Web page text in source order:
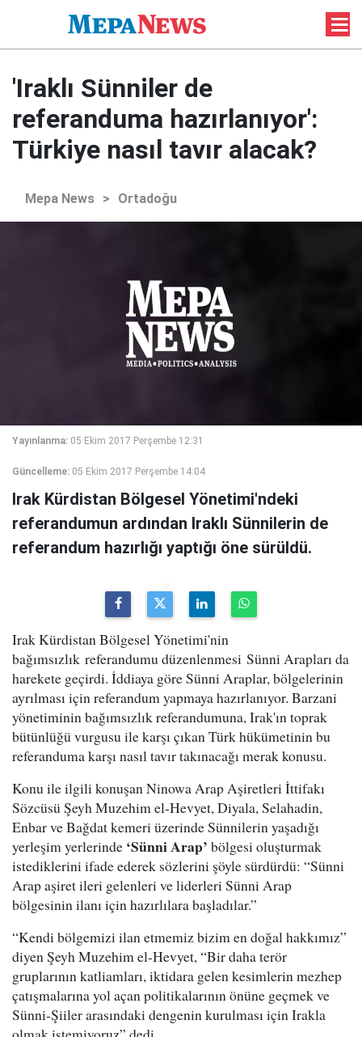
'Iraklı Sünniler de
referanduma hazırlanıyor':
Türkiye nasıl tavır alacak?
Mepa News > Ortadoğu
Yayınlanma: 05 Ekim 2017 Perşembe 12:31
Güncelleme: 05 Ekim 2017 Perşembe 14:04
Irak Kürdistan Bölgesel Yönetimi'ndeki
referandumun ardından Iraklı Sünnilerin de
referandum hazırlığı yaptığı öne sürüldü.
Irak Kürdistan Bölgesel Yönetimi'nin
bağımsızlık referandumu düzenlenmesi Sünni Arapları da
harekete geçirdi. İddiaya göre Sünni Araplar, bölgelerinin
ayrılması için referandum yapmaya hazırlanıyor. Barzani
yönetiminin bağımsızlık referandumuna, Irak'ın toprak
bütünlüğü vurgusu ile karşı çıkan Türk hükümetinin bu
referanduma karşı nasıl tavır takınacağı merak konusu.
Konu ile ilgili konuşan Ninowa Arap Aşiretleri İttifakı
Sözcüsü Şeyh Muzehim el-Hevyet, Diyala, Selahadin,
Enbar ve Bağdat kemeri üzerinde Sünnilerin yaşadığı
yerleşim yerlerinde ‘Sünni Arap’ bölgesi oluşturmak
istediklerini ifade ederek sözlerini şöyle sürdürdü: “Sünni
Arap aşiret ileri gelenleri ve liderleri Sünni Arap
bölgesinin ilanı için hazırlılara başladılar.”
“Kendi bölgemizi ilan etmemiz bizim en doğal hakkımız”
diyen Şeyh Muzehim el-Hevyet, “Bir daha terör
gruplarının katliamları, iktidara gelen kesimlerin mezhep
çatışmalarına yol açan politikalarının önüne geçmek ve
Sünni-Şiiler arasındaki dengenin kurulması için Irakla